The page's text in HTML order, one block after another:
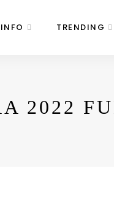
INFO TRENDING
2022